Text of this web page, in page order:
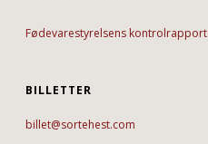
Fødevarestyrelsens kontrolrapport
BILLETTER
billet@sortehest.com